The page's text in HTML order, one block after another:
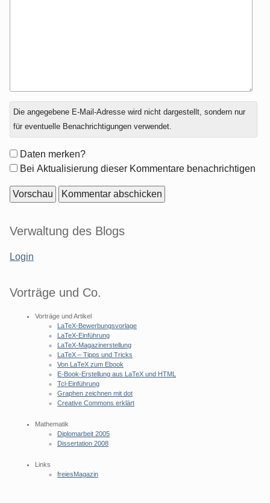
Antwort
zu
Die angegebene E-Mail-Adresse wird nicht dargestellt, sondern nur
für eventuelle Benachrichtigungen verwendet.
Formular-
Optionen
Daten merken?
Bei Aktualisierung dieser Kommentare benachrichtigen
Seitenleiste
Verwaltung des Blogs
Login
Vorträge und Co.
Vorträge und Artikel
LaTeX-Bewerbungsvorlage
LaTeX-Einführung
LaTeX-Magazinerstellung
LaTeX – Tipps und Tricks
Von LaTeX zum Ebook
E-Book-Erstellung aus LaTeX und HTML
Tcl-Einführung
Graphen zeichnen mit dot
Creative Commons erklärt
Mathematik
Diplomarbeit 2005
Dissertation 2008
Links
freiesMagazin